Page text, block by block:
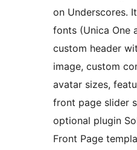
on Underscores.
fonts (Unica One
custom header
image, custom
avatar sizes,
front page slider
optional plugin
Front Page